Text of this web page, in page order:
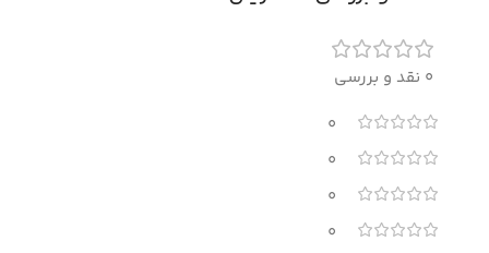
0 نقد و بررسی
0
0
0
0